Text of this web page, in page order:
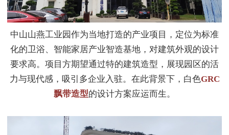
中山山燕工业园作为当地打造的产业项目，定位为标准
化的卫浴、智能家居产业智造基地，对建筑外观的设计
要求高。项目方期望通过特的建筑造型，展现园区的活
力与现代感，吸引多企业入驻。在此背景下，白色GRC
飘带造型的设计方案应运而生。